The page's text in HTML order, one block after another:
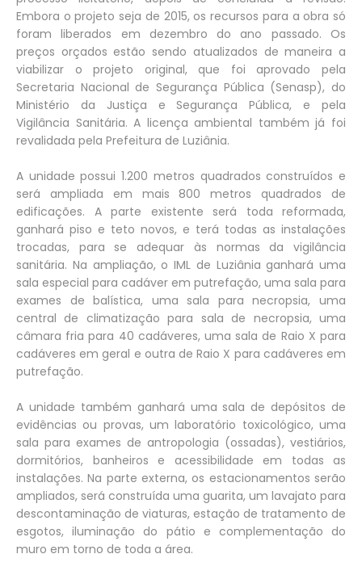
Embora o projeto seja de 2015, os recursos para a obra só
foram liberados em dezembro do ano passado. Os
preços orçados estão sendo atualizados de maneira a
viabilizar o projeto original, que foi aprovado pela
Secretaria Nacional de Segurança Pública (Senasp), do
Ministério da Justiça e Segurança Pública, e pela
Vigilância Sanitária. A licença ambiental também já foi
revalidada pela Prefeitura de Luziânia.
A unidade possui 1.200 metros quadrados construídos e
será ampliada em mais 800 metros quadrados de
edificações. A parte existente será toda reformada,
ganhará piso e teto novos, e terá todas as instalações
trocadas, para se adequar às normas da vigilância
sanitária. Na ampliação, o IML de Luziânia ganhará uma
sala especial para cadáver em putrefação, uma sala para
exames de balística, uma sala para necropsia, uma
central de climatização para sala de necropsia, uma
câmara fria para 40 cadáveres, uma sala de Raio X para
cadáveres em geral e outra de Raio X para cadáveres em
putrefação.
A unidade também ganhará uma sala de depósitos de
evidências ou provas, um laboratório toxicológico, uma
sala para exames de antropologia (ossadas), vestiários,
dormitórios, banheiros e acessibilidade em todas as
instalações. Na parte externa, os estacionamentos serão
ampliados, será construída uma guarita, um lavajato para
descontaminação de viaturas, estação de tratamento de
esgotos, iluminação do pátio e complementação do
muro em torno de toda a área.